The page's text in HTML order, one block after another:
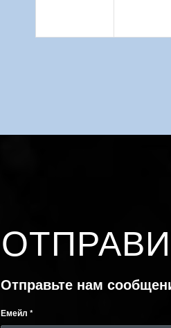
Отправьте нам
Емейл *